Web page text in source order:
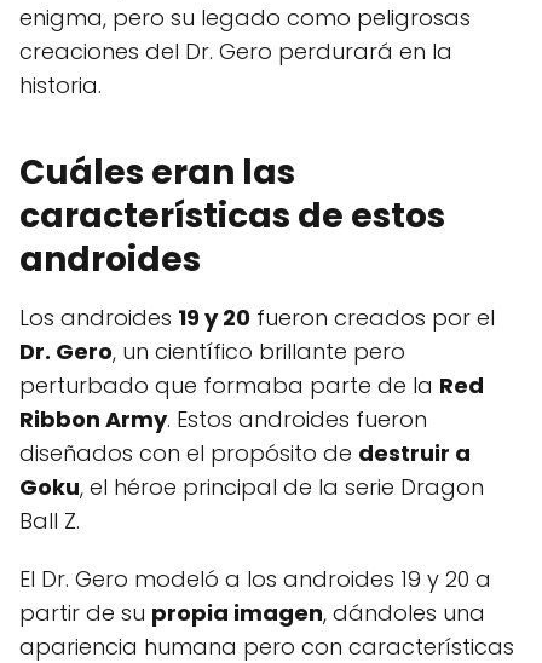
enigma, pero su legado como peligrosas
creaciones del Dr. Gero perdurará en la
historia.
Cuáles eran las
características de estos
androides
Los androides 19 y 20 fueron creados por el
Dr. Gero, un científico brillante pero
perturbado que formaba parte de la Red
Ribbon Army. Estos androides fueron
diseñados con el propósito de destruir a
Goku, el héroe principal de la serie Dragon
Ball Z.
El Dr. Gero modeló a los androides 19 y 20 a
partir de su propia imagen, dándoles una
apariencia humana pero con características